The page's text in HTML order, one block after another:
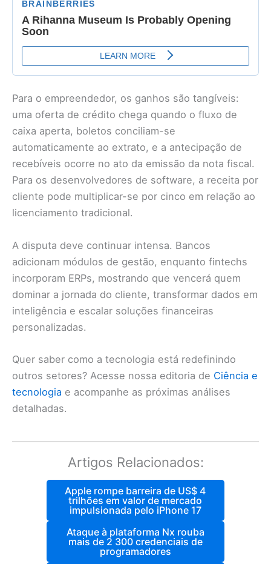
Para o empreendedor, os ganhos são tangíveis:
uma oferta de crédito chega quando o fluxo de
caixa aperta, boletos conciliam-se
automaticamente ao extrato, e a antecipação de
recebíveis ocorre no ato da emissão da nota fiscal.
Para os desenvolvedores de software, a receita por
cliente pode multiplicar-se por cinco em relação ao
licenciamento tradicional.
A disputa deve continuar intensa. Bancos
adicionam módulos de gestão, enquanto fintechs
incorporam ERPs, mostrando que vencerá quem
dominar a jornada do cliente, transformar dados em
inteligência e escalar soluções financeiras
personalizadas.
Quer saber como a tecnologia está redefinindo
outros setores? Acesse nossa editoria de Ciência e
tecnologia e acompanhe as próximas análises
detalhadas.
Artigos Relacionados:
Apple rompe barreira de US$ 4
trilhões em valor de mercado
impulsionada pelo iPhone 17
Ataque à plataforma Nx rouba
mais de 2 300 credenciais de
programadores